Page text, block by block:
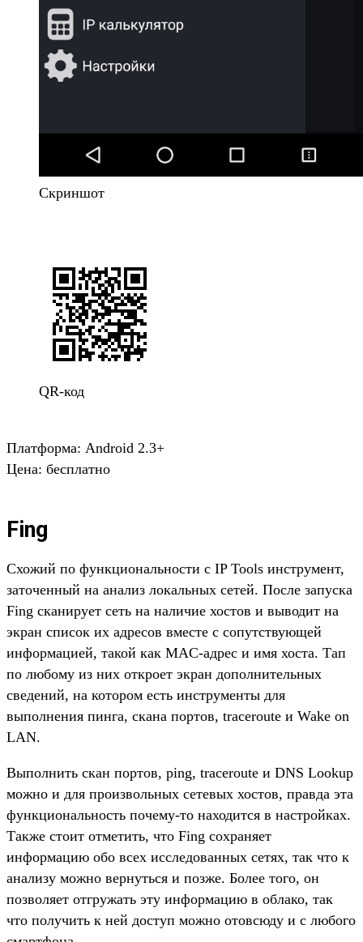
Скриншот
QR-код
Платформа: Android 2.3+
Цена: бесплатно
Fing
Схожий по функциональности с IP Tools инструмент,
заточенный на анализ локальных сетей. После запуска
Fing сканирует сеть на наличие хостов и выводит на
экран список их адресов вместе с сопутствующей
информацией, такой как MAC-адрес и имя хоста. Тап
по любому из них откроет экран дополнительных
сведений, на котором есть инструменты для
выполнения пинга, скана портов, traceroute и Wake on
LAN.
Выполнить скан портов, ping, traceroute и DNS Lookup
можно и для произвольных сетевых хостов, правда эта
функциональность почему-то находится в настройках.
Также стоит отметить, что Fing сохраняет
информацию обо всех исследованных сетях, так что к
анализу можно вернуться и позже. Более того, он
позволяет отгружать эту информацию в облако, так
что получить к ней доступ можно отовсюду и с любого